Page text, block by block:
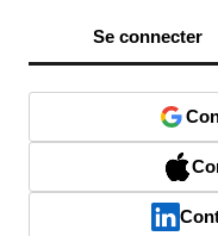
Se connecter